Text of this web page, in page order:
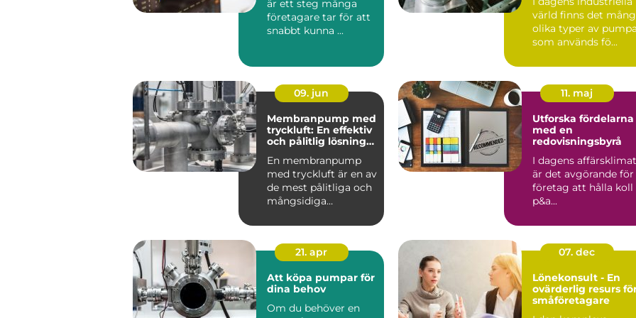
är ett steg många
företagare tar för att
snabbt kunna ...
värld finns det
olika typer av
som används fö...
09. jun
Membranpump med
tryckluft: En effektiv
och pålitlig lösning
En membranpump
med tryckluft är en av
de mest pålitliga och
mångsidiga
11. maj
Utforska fördelarna
med en
redovisningsbyrå
I dagens affärsklimat
är det avgörande för
företag att hålla koll
p&a...
21. apr
Att köpa pumpar för
dina behov
Om du behöver en
07. dec
Lönekonsult - En
ovärderlig resurs
småföretagare